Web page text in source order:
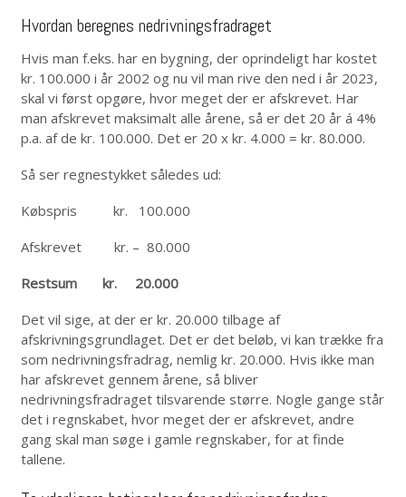
Hvordan beregnes nedrivningsfradraget
Hvis man f.eks. har en bygning, der oprindeligt har kostet
kr. 100.000 i år 2002 og nu vil man rive den ned i år 2023,
skal vi først opgøre, hvor meget der er afskrevet. Har
man afskrevet maksimalt alle årene, så er det 20 år á 4%
p.a. af de kr. 100.000. Det er 20 x kr. 4.000 = kr. 80.000.
Så ser regnestykket således ud:
Købspris kr. 100.000
Afskrevet kr. – 80.000
Restsum kr. 20.000
Det vil sige, at der er kr. 20.000 tilbage af
afskrivningsgrundlaget. Det er det beløb, vi kan trække fra
som nedrivningsfradrag, nemlig kr. 20.000. Hvis ikke man
har afskrevet gennem årene, så bliver
nedrivningsfradraget tilsvarende større. Nogle gange står
det i regnskabet, hvor meget der er afskrevet, andre
gang skal man søge i gamle regnskaber, for at finde
tallene.